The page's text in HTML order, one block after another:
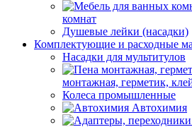
комнат
Душевые лейки (насадки)
Комплектующие и расходные
Насадки для мультитулов
монтажная, герметик,
Колеса промышленные
Автохимия